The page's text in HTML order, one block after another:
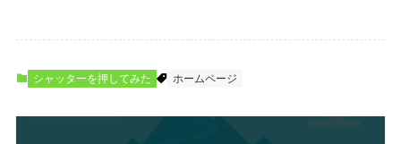
シャッターを押してみた ホームページ